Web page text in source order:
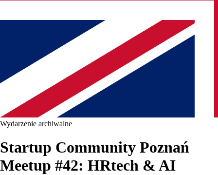
Wydarzenie archiwalne
Startup Community Poznań
Meetup #42: HRtech & AI